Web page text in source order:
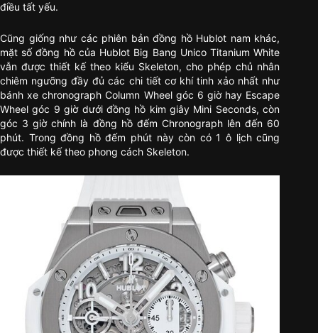
điều tất yếu.
Cũng giống như các phiên bản đồng hồ Hublot nam khác,
mặt số đồng hồ của Hublot Big Bang Unico Titanium White
vẫn được thiết kế theo kiểu Skeleton, cho phép chủ nhân
chiêm ngưỡng đầy đủ các chi tiết cơ khí tinh xảo nhất như
bánh xe chronograph Column Wheel góc 6 giờ hay Escape
Wheel góc 9 giờ dưới đồng hồ kim giây Mini Seconds, còn
góc 3 giờ chính là đồng hồ đếm Chronograph lên đến 60
phút. Trong đồng hồ đếm phút này còn có 1 ô lịch cũng
được thiết kế theo phong cách Skeleton.